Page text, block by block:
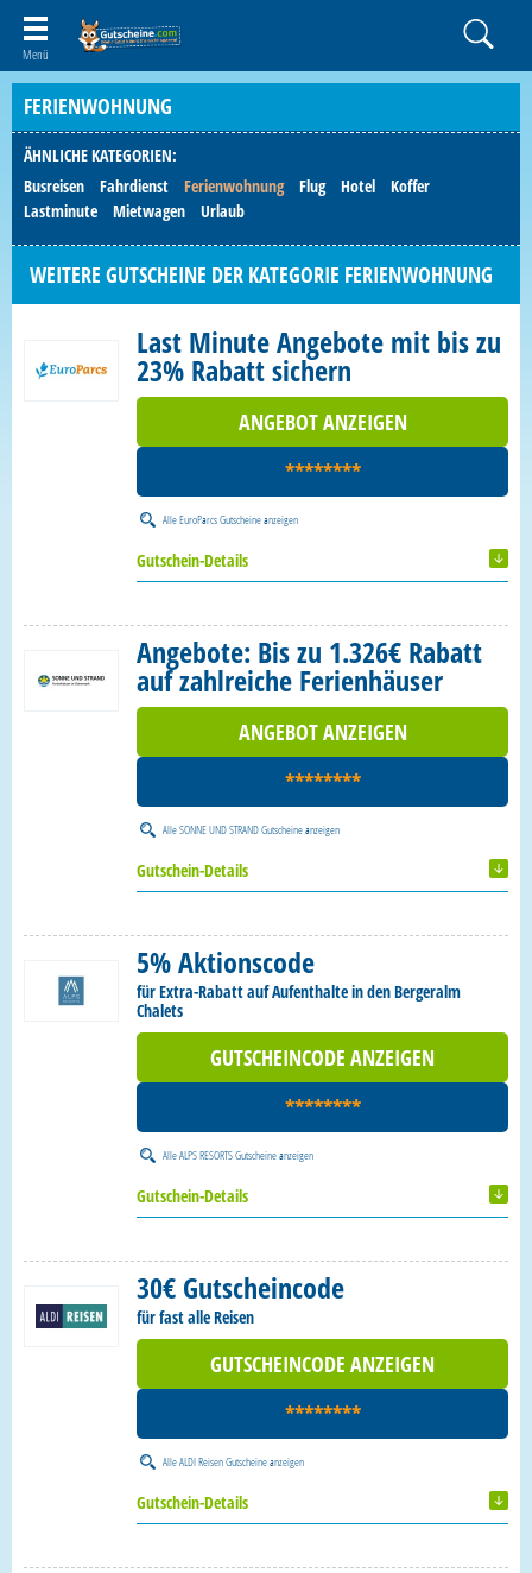
FERIENWOHNUNG
ÄHNLICHE KATEGORIEN:
Busreisen
Fahrdienst Ferienwohnung Flug Hotel
Koffer
Lastminute
Mietwagen Urlaub
WEITERE GUTSCHEINE DER KATEGORIE FERIENWOHNUNG
Last Minute Angebote mit bis zu
23% Rabatt sichern
ANGEBOT ANZEIGEN
********
AlleEuroParcs Gutscheineanzeigen
Gutschein-Details
Angebote: Bis zu 1.326€ Rabatt
auf zahlreiche Ferienhäuser
ANGEBOT ANZEIGEN
********
AlleSONNE UND STRAND Gutscheineanzeigen
Gutschein-Details
5% Aktionscode
für Extra-Rabatt auf Aufenthalte in den Bergeralm
Chalets
GUTSCHEINCODE ANZEIGEN
********
AlleALPS RESORTS Gutscheineanzeigen
Gutschein-Details
30€ Gutscheincode
für fast alle Reisen
GUTSCHEINCODE ANZEIGEN
********
AlleALDI Reisen Gutscheineanzeigen
Gutschein-Details